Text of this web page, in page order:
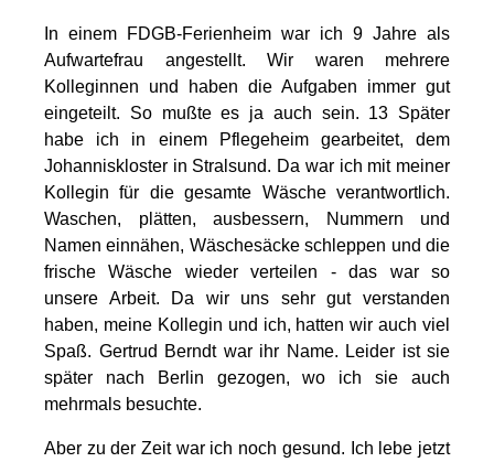
In einem FDGB-Ferienheim war ich 9 Jahre als
Aufwartefrau angestellt. Wir waren mehrere
Kolleginnen und haben die Aufgaben immer gut
eingeteilt. So mußte es ja auch sein. 13 Später
habe ich in einem Pflegeheim gearbeitet, dem
Johanniskloster in Stralsund. Da war ich mit meiner
Kollegin für die gesamte Wäsche verantwortlich.
Waschen, plätten, ausbessern, Nummern und
Namen einnähen, Wäschesäcke schleppen und die
frische Wäsche wieder verteilen - das war so
unsere Arbeit. Da wir uns sehr gut verstanden
haben, meine Kollegin und ich, hatten wir auch viel
Spaß. Gertrud Berndt war ihr Name. Leider ist sie
später nach Berlin gezogen, wo ich sie auch
mehrmals besuchte.
Aber zu der Zeit war ich noch gesund. Ich lebe jetzt